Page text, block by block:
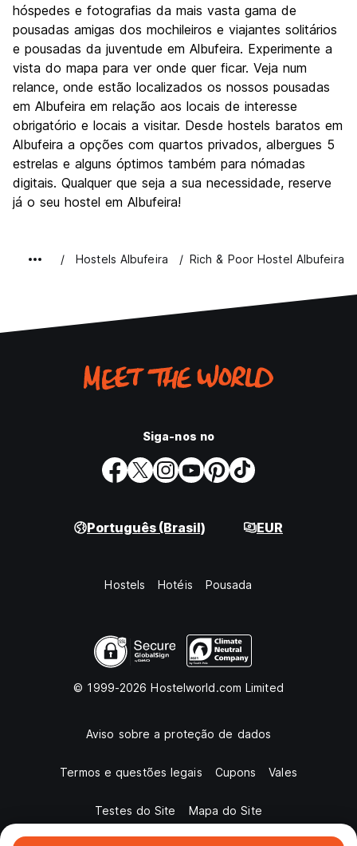
Festas / vida noturna
Custo-beneficio
7.7
hóspedes e fotografias da mais vasta gama de
pousadas amigas dos mochileiros e viajantes solitários
e pousadas da juventude em Albufeira. Experimente a
vista do mapa para ver onde quer ficar. Veja num
relance, onde estão localizados os nossos pousadas
em Albufeira em relação aos locais de interesse
obrigatório e locais a visitar. Desde hostels baratos em
Albufeira a opções com quartos privados, albergues 5
estrelas e alguns óptimos também para nómadas
digitais. Qualquer que seja a sua necessidade, reserve
já o seu hostel em Albufeira!
Hostels Albufeira Rich & Poor Hostel Albufeira
Siga-nos no
Português (Brasil) EUR
Hostels Hotéis Pousada
© 1999-2026 Hostelworld.com Limited
Aviso sobre a proteção de dados
Termos e questões legais Cupons Vales
Testes do Site Mapa do Site